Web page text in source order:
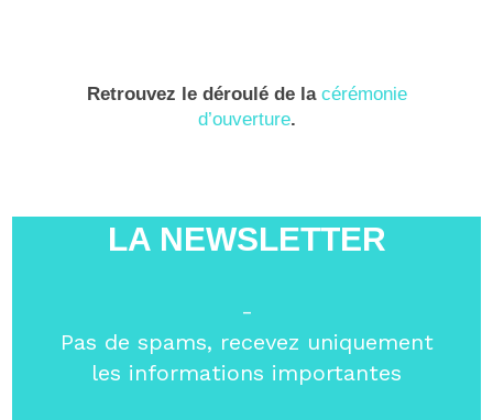
Retrouvez le déroulé de la cérémonie
d’ouverture.
LA NEWSLETTER
-
Pas de spams, recevez uniquement
les informations importantes